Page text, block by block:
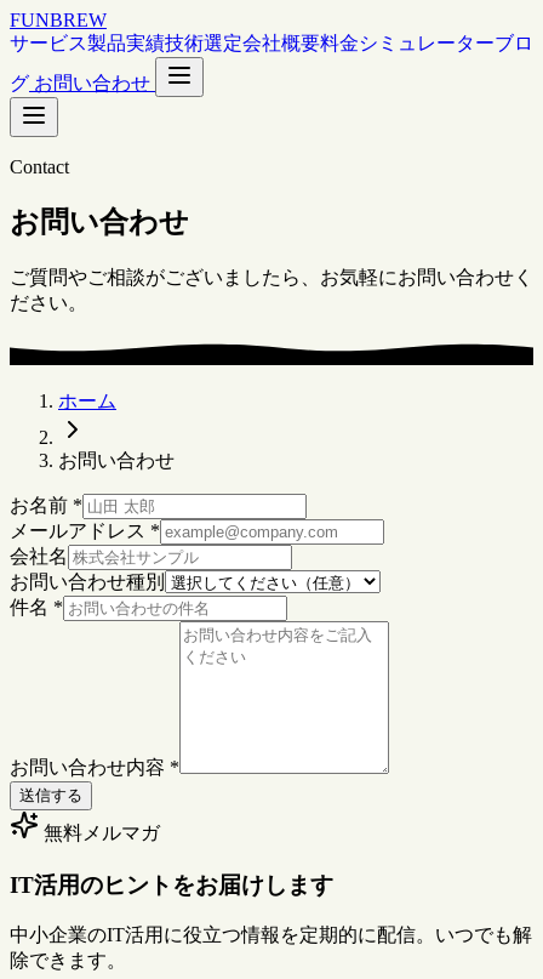
FUNBREW
サービス製品実績技術選定会社概要料金シミュレーターブロ
グ お問い合わせ
Contact
お問い合わせ
ご質問やご相談がございましたら、お気軽にお問い合わせく
ださい。
ホーム
お問い合わせ
お名前 *
メールアドレス *
会社名
お問い合わせ種別
件名 *
お問い合わせ内容 *
送信する
無料メルマガ
IT活用のヒントをお届けします
中小企業のIT活用に役立つ情報を定期的に配信。いつでも解
除できます。